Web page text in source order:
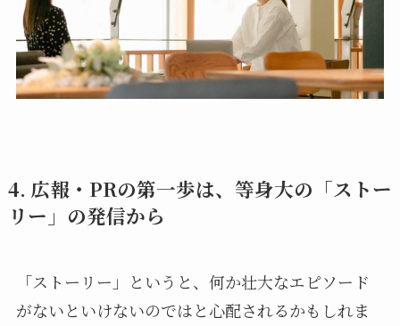
4. 広報・PRの第一歩は、等身大の「ストー
リー」の発信から
「ストーリー」というと、何か壮大なエピソード
がないといけないのではと心配されるかもしれま